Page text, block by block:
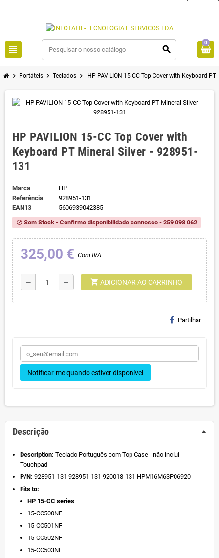
view_headline search
0
chevron_right Portáteis chevron_right Teclados chevron_right HP PAVILION 15-CC Top Cover with Keyboard
HP PAVILION 15-CC Top Cover with
Keyboard PT Mineral Silver - 928951-
131
Marca
HP
Referência
928951-131
EAN13
5606939042385
block Sem Stock - Confirme disponibilidade connosco - 259 098 062
325,00 € Com IVA
remove add shopping_cart ADICIONAR AO CARRINHO
Partilhar
Notificar-me quando estiver disponível
Descrição
Description: Teclado Português com Top Case - não inclui
Touchpad
P/N: 928951-131 928951-131 920018-131 HPM16M63P06920
Fits to:
HP 15-CC series
15-CC500NF
15-CC501NF
15-CC502NF
15-CC503NF